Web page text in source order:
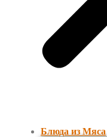
Блюда из Мяса